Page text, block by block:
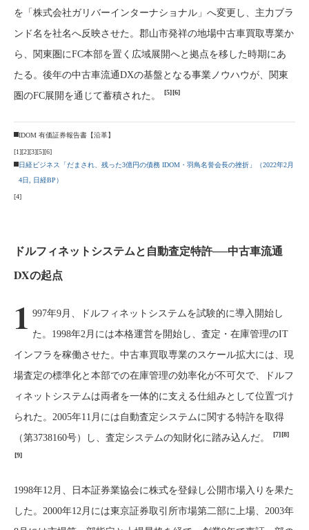
を「株式会社ガリバーインターナショナル」へ変更し、主力ブラ
ンド名を社名へ反映させた。郡山市発祥の地場中古車買取専業か
ら、関東圏にFC本部を置く広域展開へと拠点を移した時期にあ
たる。後年の中古車流通DXの基盤となる事業ノウハウが、関東
圏のFC展開を通じて蓄積された。
[5][6]
IDOM 有価証券報告書【沿革】
[1][2][3][5][6]
日経ビジネス「だまされ、残った3億円の債務 IDOM・羽鳥名誉会長の挫折」（2022年2月
4日, 日経BP）
[4]
ドルフィネットシステムと自動査定特許──中古車流通
DXの起点
1 997年9月、ドルフィネットシステムを試験的に導入開始し
た。1998年2月には本格運営を開始し、査定・在庫管理のIT
インフラを稼働させた。中古車買取専業のスケール拡大には、現
場査定の標準化と本部での在庫管理の効率化が不可欠で、ドルフ
ィネットシステムは両者を一体的に支える仕組みとして位置づけ
られた。2005年11月には自動査定システムに関する特許を取得
（第3738160号）し、査定システムの知財化に踏み込んだ。
[7] [8]
[9]
1998年12月、日本証券業協会に株式を登録し公開市場入りを果た
した。2000年12月には東京証券取引所市場第二部に上場、2003年